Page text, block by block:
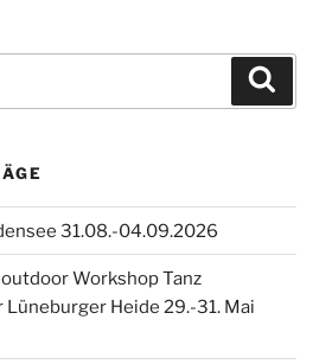
31.08.-04.09.2026
Workshop Tanz
Heide 29.-31. Mai